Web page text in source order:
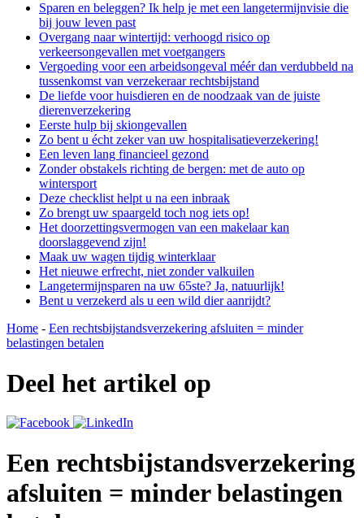
Sparen en beleggen? Ik help je met een langetermijnvisie die
bij jouw leven past
Overgang naar wintertijd: verhoogd risico op
verkeersongevallen met voetgangers
Vergoeding voor een arbeidsongeval méér dan verdubbeld na
tussenkomst van verzekeraar rechtsbijstand
De liefde voor huisdieren en de noodzaak van de juiste
dierenverzekering
Eerste hulp bij skiongevallen
Zo bent u écht zeker van uw hospitalisatieverzekering!
Een leven lang financieel gezond
Zonder obstakels richting de bergen: met de auto op
wintersport
Deze checklist helpt u na een inbraak
Zo brengt uw spaargeld toch nog iets op!
Het doorzettingsvermogen van een makelaar kan
doorslaggevend zijn!
Maak uw wagen tijdig winterklaar
Het nieuwe erfrecht, niet zonder valkuilen
Langetermijnsparen na uw 65ste? Ja, natuurlijk!
Bent u verzekerd als u een wild dier aanrijdt?
Home - Een rechtsbijstandsverzekering afsluiten = minder
belastingen betalen
Deel het artikel op
Een rechtsbijstandsverzekering
afsluiten = minder belastingen